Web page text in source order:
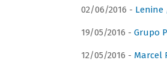
02/06/2016 - Lenine
19/05/2016 - Grupo
12/05/2016 - Marcel